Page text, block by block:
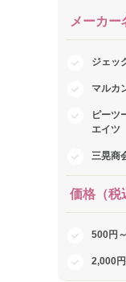
メーカー
ジェッ
マルカ
ピーツ
エイツ
三晃商
価格（税
500円
2,000